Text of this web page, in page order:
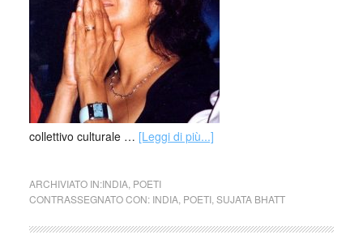
collettivo culturale … [Leggi di più...]
ARCHIVIATO IN:INDIA, POETI
CONTRASSEGNATO CON: INDIA, POETI, SUJATA BHATT